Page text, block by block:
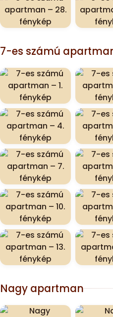
7-es számú
Nagy apartman